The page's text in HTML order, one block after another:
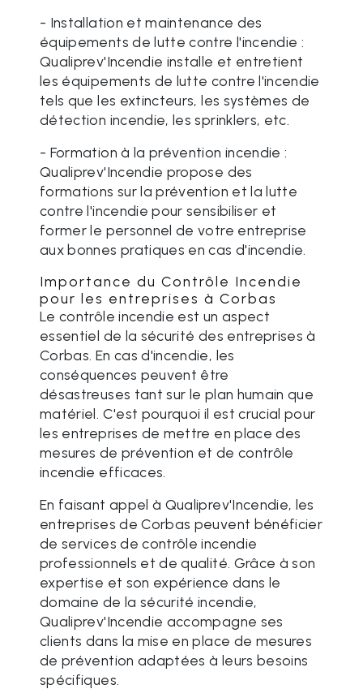
- Installation et maintenance des
équipements de lutte contre l'incendie :
Qualiprev'Incendie installe et entretient
les équipements de lutte contre l'incendie
tels que les extincteurs, les systèmes de
détection incendie, les sprinklers, etc.
- Formation à la prévention incendie :
Qualiprev'Incendie propose des
formations sur la prévention et la lutte
contre l'incendie pour sensibiliser et
former le personnel de votre entreprise
aux bonnes pratiques en cas d'incendie.
Importance du Contrôle Incendie
pour les entreprises à Corbas
Le contrôle incendie est un aspect
essentiel de la sécurité des entreprises à
Corbas. En cas d'incendie, les
conséquences peuvent être
désastreuses tant sur le plan humain que
matériel. C'est pourquoi il est crucial pour
les entreprises de mettre en place des
mesures de prévention et de contrôle
incendie efficaces.
En faisant appel à Qualiprev'Incendie, les
entreprises de Corbas peuvent bénéficier
de services de contrôle incendie
professionnels et de qualité. Grâce à son
expertise et son expérience dans le
domaine de la sécurité incendie,
Qualiprev'Incendie accompagne ses
clients dans la mise en place de mesures
de prévention adaptées à leurs besoins
spécifiques.